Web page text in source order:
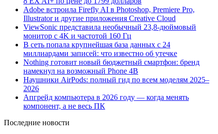
Adobe встроила Firefly AI в Photoshop, Premiere Pro,
Illustrator и другие приложения Creative Cloud
ViewSonic представила необычный 23,8-дюймовый
монитор с 4K и частотой 160 Гц
В сеть попала крупнейшая база данных с 24
миллиардами записей: что известно об утечке
Nothing готовит новый бюджетный смартфон: бренд
намекнул на возможный Phone 4B
Наушники AirPods: полный гид по всем моделям 2025–
2026
Апгрейд компьютера в 2026 году — когда менять
компонент, а не весь ПК
Последние новости